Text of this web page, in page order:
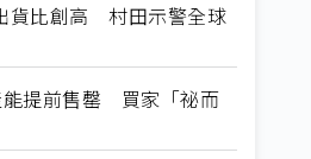
貨比創高 村田示警全球
能提前售罄 買家「祕而